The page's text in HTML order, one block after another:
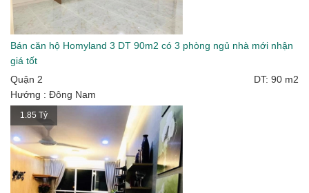
Bán căn hộ Homyland 3 DT 90m2 có 3 phòng ngủ nhà mới nhận
giá tốt
Quận 2
DT: 90 m2
Hướng : Đông Nam
1.85 Tỷ